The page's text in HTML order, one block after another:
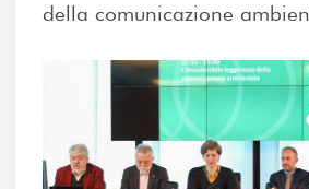
della comunicazione